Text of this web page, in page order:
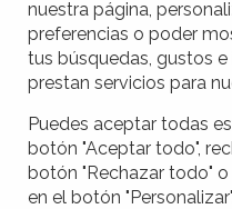
nuestra página,
preferencias o poder
tus búsquedas, gustos
prestan servicios para
Puedes aceptar todas
botón "Aceptar todo",
botón "Rechazar todo"
en el botón